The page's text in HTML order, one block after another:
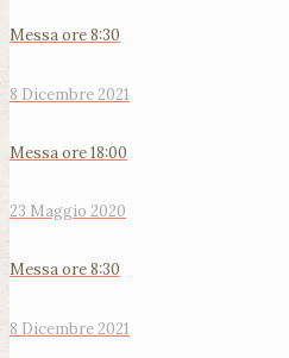
Messa ore 8:30
8 Dicembre 2021
Messa ore 18:00
23 Maggio 2020
Messa ore 8:30
8 Dicembre 2021